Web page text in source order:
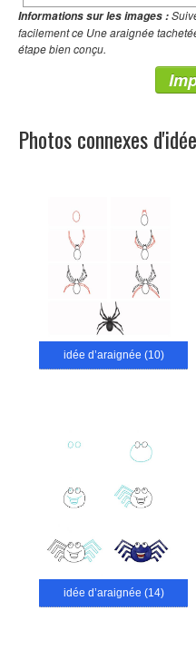
Informations sur les images :
facilement ce Une araignée
étape bien conçu.
Photos connexes
idée d’araignée (10)
idée d’araignée (14)